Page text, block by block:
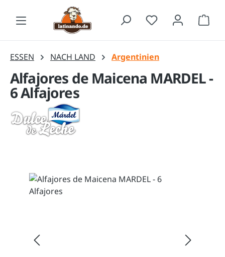
Zum Hauptinhalt springen
ESSEN NACH LAND Argentinien
Alfajores de Maicena MARDEL -
6 Alfajores